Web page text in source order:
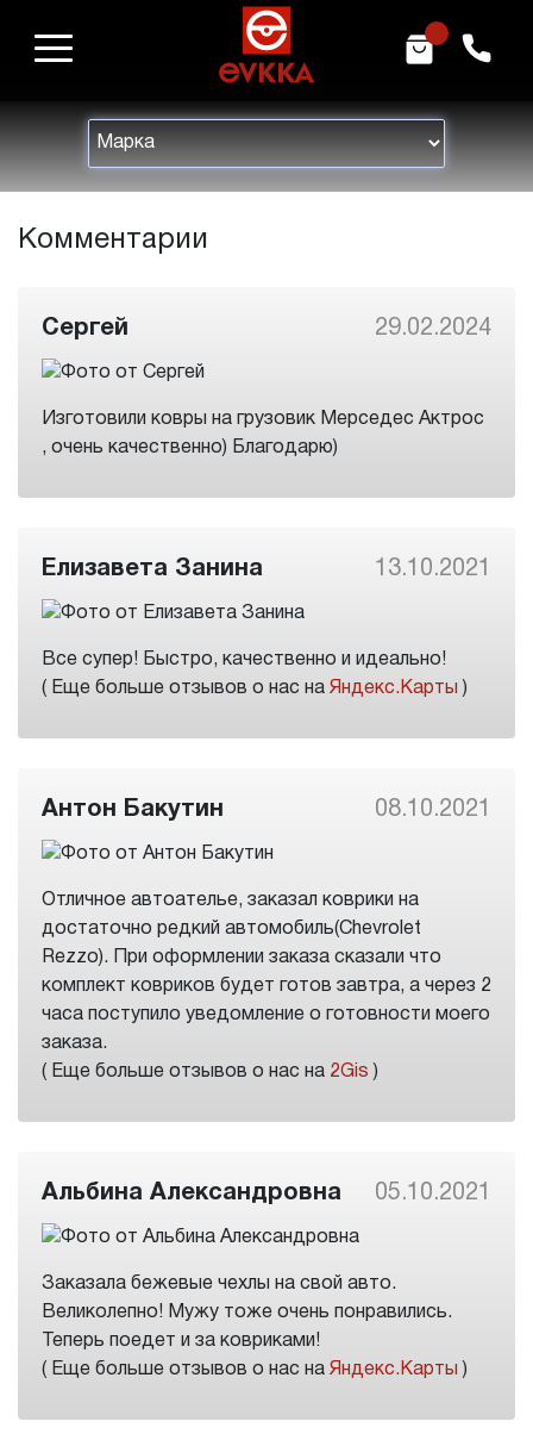
h m
Комментарии
Сергей 29.02.2024
Изготовили ковры на грузовик Мерседес Актрос
, очень качественно) Благодарю)
Елизавета Занина 13.10.2021
Все супер! Быстро, качественно и идеально!
( Еще больше отзывов о нас на Яндекс.Карты )
Антон Бакутин 08.10.2021
Отличное автоателье, заказал коврики на
достаточно редкий автомобиль(Chevrolet
Rezzo). При оформлении заказа сказали что
комплект ковриков будет готов завтра, а через 2
часа поступило уведомление о готовности моего
заказа.
( Еще больше отзывов о нас на 2Gis )
Альбина Александровна 05.10.2021
Заказала бежевые чехлы на свой авто.
Великолепно! Мужу тоже очень понравились.
Теперь поедет и за ковриками!
( Еще больше отзывов о нас на Яндекс.Карты )